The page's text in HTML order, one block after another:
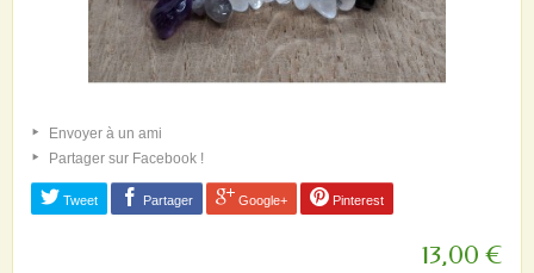
Envoyer à un ami
Partager sur Facebook !
Tweet Partager Google+ Pinterest
13,00 €